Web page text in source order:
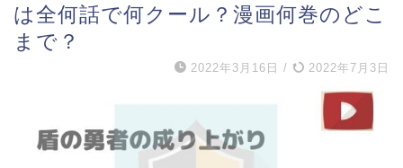
は全何話で何クール？漫画何巻のどこ
まで？
2022年3月16日 / 2022年7月3日